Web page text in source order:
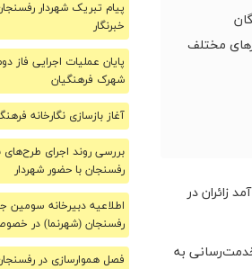
مختلف
زائران در
به
پیام تبریک شهردار
خبرنگار
پایان عملیات اجرایی فاز
شهرک فرهنگیان
آغاز بازسازی نگارخانه
بررسی روند اجرای طرح‌های
رفسنجان با حضور شهردار
اطلاعیه دبیرخانه سومین
رفسنجان (شهرنما) در